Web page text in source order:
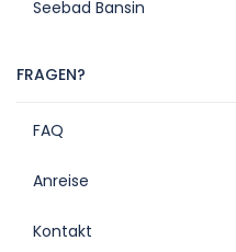
Seebad Bansin
FRAGEN?
FAQ
Anreise
Kontakt